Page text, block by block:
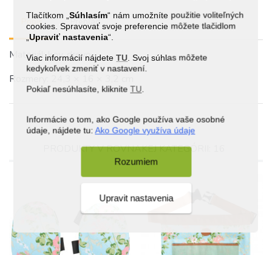
Tlačítkom „Súhlasím“ nám umožníte použitie voliteľných
cookies. Spravovať svoje preferencie môžete tlačidlom
„Upraviť nastavenia“.
Viac informácií nájdete TU . Svoj súhlas môžete
kedykoľvek zmeniť v nastavení.
Pokiaľ nesúhlasíte, klikniteTU
Informácie o tom, ako Google používa vaše osobné
údaje, nájdete tu: Ako Google využíva údaje
Rozumiem
Upravit nastavenia
Popis Prehľad
Materiál: kov, drevo
Rozmery: 24,3 × 16 × 3,2 cm
PRODUKTY V ROVNAKEJ KATEGÓRII: 16